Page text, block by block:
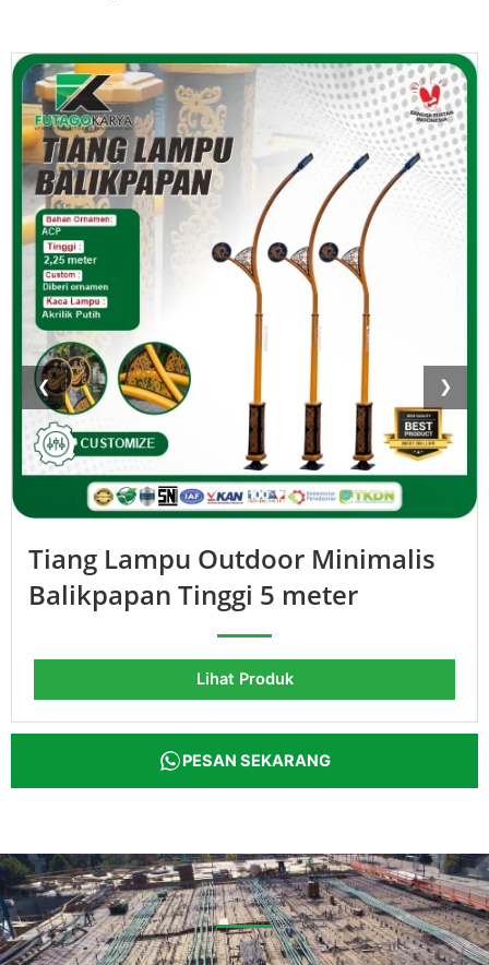
❮ ❯
Tiang Lampu Outdoor Minimalis
Balikpapan Tinggi 5 meter
Lihat Produk
PESAN SEKARANG